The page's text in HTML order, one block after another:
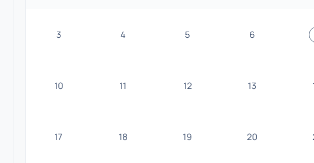
3 4 5 6
10 11 12 13
17 18 19 20